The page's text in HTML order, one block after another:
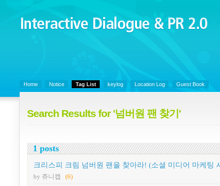
Interactive Dialogue &
PR 2.0
Home Notice Tag List keylog Location Log Guest Book
Search Results for '넘버원 팬 찾기'
1 posts
크리스피 크림 넘버원 팬을 찾아라! (소셜 미디어 마케팅
by 쥬니캡 (6)